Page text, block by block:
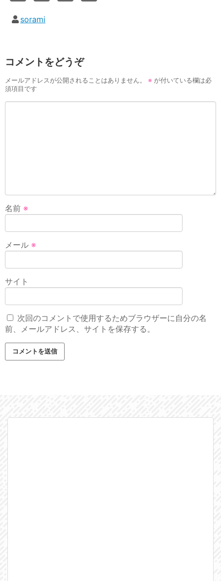
sorami
コメントをどうぞ
メールアドレスが公開されることはありません。 ※ が付いている欄は必
須項目です
名前 ※
メール ※
サイト
次回のコメントで使用するためブラウザーに自分の名
前、メールアドレス、サイトを保存する。